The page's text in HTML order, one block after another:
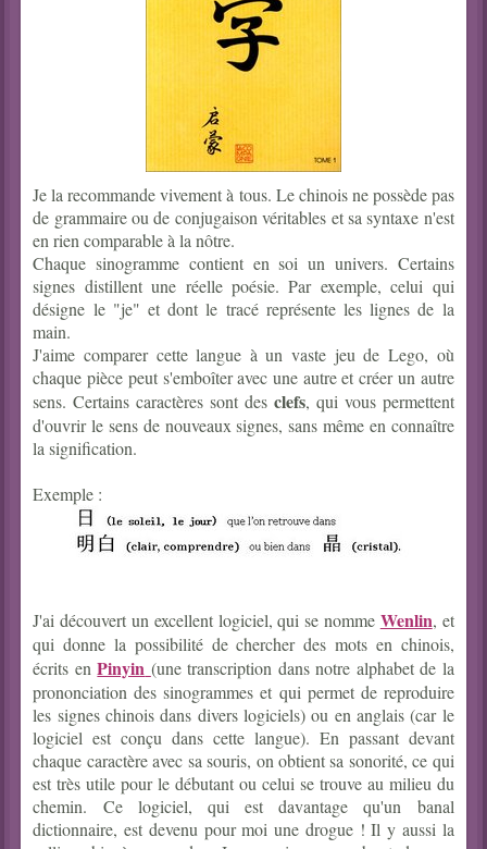
Je la recommande vivement à tous. Le chinois ne possède pas
de grammaire ou de conjugaison véritables et sa syntaxe n'est
en rien comparable à la nôtre.
Chaque sinogramme contient en soi un univers. Certains
signes distillent une réelle poésie. Par exemple, celui qui
désigne le "je" et dont le tracé représente les lignes de la
main.
J'aime comparer cette langue à un vaste jeu de Lego, où
chaque pièce peut s'emboîter avec une autre et créer un autre
sens. Certains caractères sont des clefs, qui vous permettent
d'ouvrir le sens de nouveaux signes, sans même en connaître
la signification.
Exemple :
J'ai découvert un excellent logiciel, qui se nomme Wenlin, et
qui donne la possibilité de chercher des mots en chinois,
écrits enPinyin (une transcription dans notre alphabet de la
prononciation des sinogrammes et qui permet de reproduire
les signes chinois dans divers logiciels) ou en anglais (car le
logiciel est conçu dans cette langue). En passant devant
chaque caractère avec sa souris, on obtient sa sonorité, ce qui
est très utile pour le débutant ou celui se trouve au milieu du
chemin. Ce logiciel, qui est davantage qu'un banal
dictionnaire, est devenu pour moi une drogue ! Il y aussi la